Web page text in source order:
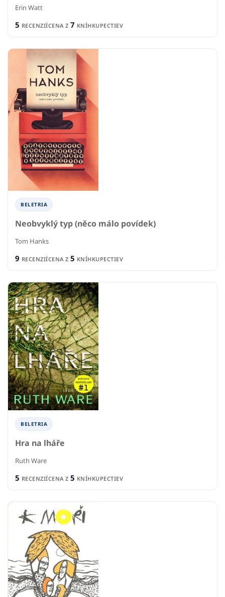
Erin Watt
5 RECENZIÍCENA Z 7 KNÍHKUPECTIEV
BELETRIA
Neobvyklý typ (něco málo povídek)
Tom Hanks
9 RECENZIÍCENA Z 5 KNÍHKUPECTIEV
BELETRIA
Hra na lháře
Ruth Ware
5 RECENZIÍCENA Z 5 KNÍHKUPECTIEV